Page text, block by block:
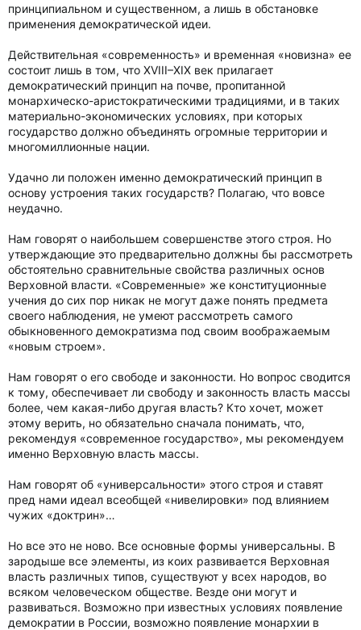
принципиальном и существенном, а лишь в обстановке
применения демократической идеи.
Действительная «современность» и временная «новизна» ее
состоит лишь в том, что XVIII–XIX век прилагает
демократический принцип на почве, пропитанной
монархическо-аристократическими традициями, и в таких
материально-экономических условиях, при которых
государство должно объединять огромные территории и
многомиллионные нации.
Удачно ли положен именно демократический принцип в
основу устроения таких государств? Полагаю, что вовсе
неудачно.
Нам говорят о наибольшем совершенстве этого строя. Но
утверждающие это предварительно должны бы рассмотреть
обстоятельно сравнительные свойства различных основ
Верховной власти. «Современные» же конституционные
учения до сих пор никак не могут даже понять предмета
своего наблюдения, не умеют рассмотреть самого
обыкновенного демократизма под своим воображаемым
«новым строем».
Нам говорят о его свободе и законности. Но вопрос сводится
к тому, обеспечивает ли свободу и законность власть массы
более, чем какая-либо другая власть? Кто хочет, может
этому верить, но обязательно сначала понимать, что,
рекомендуя «современное государство», мы рекомендуем
именно Верховную власть массы.
Нам говорят об «универсальности» этого строя и ставят
пред нами идеал всеобщей «нивелировки» под влиянием
чужих «доктрин»…
Но все это не ново. Все основные формы универсальны. В
зародыше все элементы, из коих развивается Верховная
власть различных типов, существуют у всех народов, во
всяком человеческом обществе. Везде они могут и
развиваться. Возможно при известных условиях появление
демократии в России, возможно появление монархии в